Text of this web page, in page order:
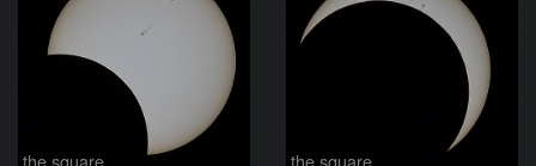
the square the square